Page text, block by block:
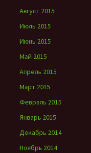
Август 2015
Июль 2015
Июнь 2015
Май 2015
Апрель 2015
Март 2015
Февраль 2015
Январь 2015
Декабрь 2014
Ноябрь 2014